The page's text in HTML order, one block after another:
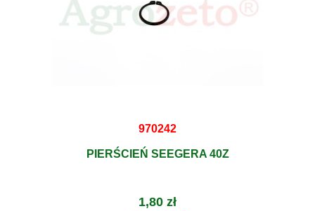
970242
PIERŚCIEŃ SEEGERA 40Z
1,80 zł